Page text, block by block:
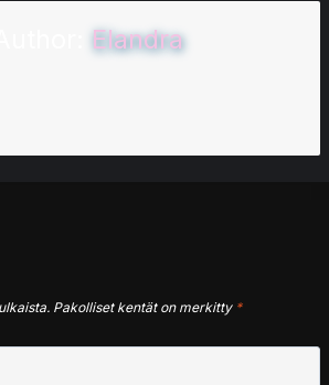
Elandra
Pakolliset kentät on merkitty *